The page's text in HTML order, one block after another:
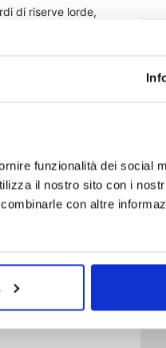
funzionalità dei social
il nostro sito con i
con altre
di riserve lorde,
poi
raccolta di 10
alla
di euro. In
di asset